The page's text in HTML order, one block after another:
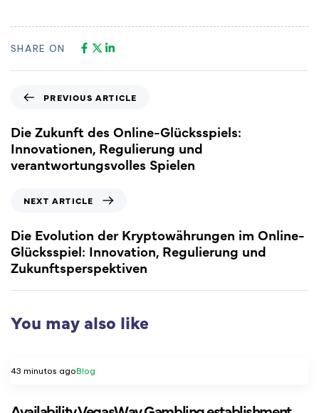
SHARE ON
PREVIOUS ARTICLE
Die Zukunft des Online-Glücksspiels:
Innovationen, Regulierung und
verantwortungsvolles Spielen
NEXT ARTICLE
Die Evolution der Kryptowährungen im Online-
Glücksspiel: Innovation, Regulierung und
Zukunftsperspektiven
You may also like
43 minutos agoBlog